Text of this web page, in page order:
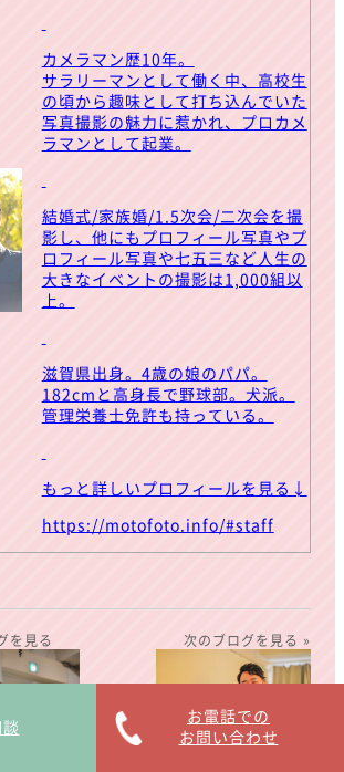
カメラマン歴10年。
サラリーマンとして働く中、高校生
の頃から趣味として打ち込んでいた
写真撮影の魅力に惹かれ、プロカメ
ラマンとして起業。
結婚式/家族婚/1.5次会/二次会を撮
影し、他にもプロフィール写真やプ
ロフィール写真や七五三など人生の
大きなイベントの撮影は1,000組以
上。
滋賀県出身。4歳の娘のパパ。
182cmと高身長で野球部。犬派。
管理栄養士免許も持っている。
もっと詳しいプロフィールを見る↓
https://motofoto.info/#staff
を見る 次のブログを見る »
お電話での
お問い合わせ